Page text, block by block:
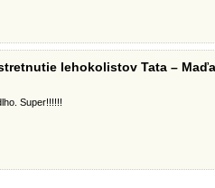
lehokolistov Tata –
Super!!!!!!